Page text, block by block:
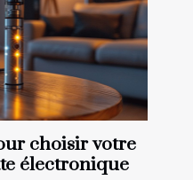
choisir votre
électronique